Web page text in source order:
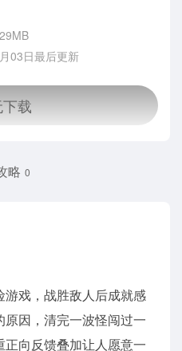
03日最后更新
略 0
游戏，战胜敌人后成就感
因，清完一波怪闯过一
向反馈叠加让人愿意一